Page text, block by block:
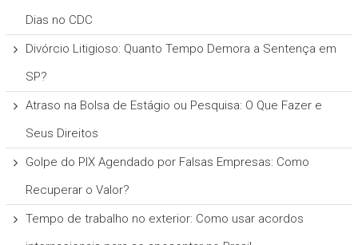
Dias no CDC
Divórcio Litigioso: Quanto Tempo Demora a Sentença em
SP?
Atraso na Bolsa de Estágio ou Pesquisa: O Que Fazer e
Seus Direitos
Golpe do PIX Agendado por Falsas Empresas: Como
Recuperar o Valor?
Tempo de trabalho no exterior: Como usar acordos